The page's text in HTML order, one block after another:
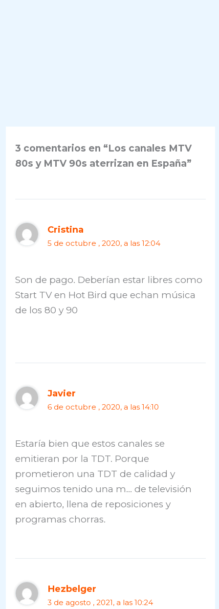
3 comentarios en “Los canales MTV
80s y MTV 90s aterrizan en España”
Cristina
5 de octubre , 2020, a las 12:04
Son de pago. Deberían estar libres como
Start TV en Hot Bird que echan música
de los 80 y 90
Javier
6 de octubre , 2020, a las 14:10
Estaría bien que estos canales se
emitieran por la TDT. Porque
prometieron una TDT de calidad y
seguimos tenido una m… de televisión
en abierto, llena de reposiciones y
programas chorras.
Hezbelger
3 de agosto , 2021, a las 10:24